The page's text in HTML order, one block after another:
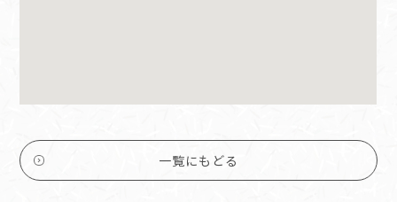
一覧にもどる